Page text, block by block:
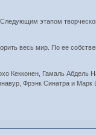
этапом
весь мир. По ее
Кекконен, Гамаль
Фрэнк Синатра и Марк